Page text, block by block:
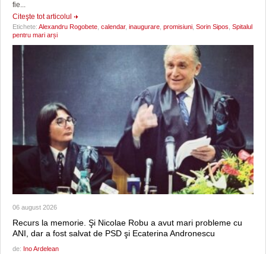
fie...
Citeşte tot articolul
Etichete: Alexandru Rogobete calendar, inaugurare promisiuni Sorin Sipos Spitalul
pentru mari arși
06 august 2026
Recurs la memorie. Şi Nicolae Robu a avut mari probleme cu
ANI, dar a fost salvat de PSD şi Ecaterina Andronescu
de: Ino Ardelean